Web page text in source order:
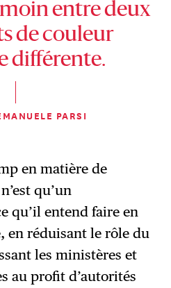
entre deux
de couleur
différente.
PARSI
en matière de
qu’un
qu’il entend faire en
réduisant le rôle du
les ministères et
au profit d’autorités